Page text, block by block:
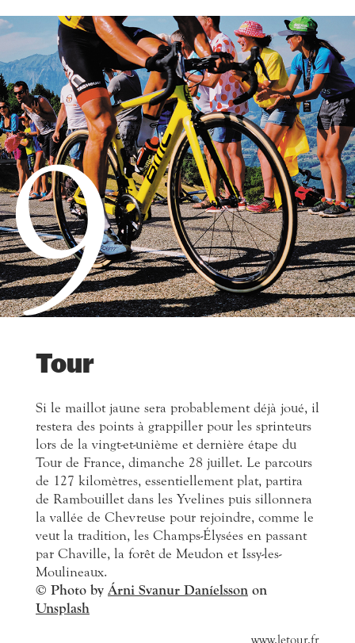
9
Tour
Si le maillot jaune sera probablement déjà joué, il
restera des points à grappiller pour les sprinteurs
lors de la vingt-et-unième et dernière étape du
Tour de France, dimanche 28 juillet. Le parcours
de 127 kilomètres, essentiellement plat, partira
de Rambouillet dans les Yvelines puis sillonnera
la vallée de Chevreuse pour rejoindre, comme le
veut la tradition, les Champs-Élysées en passant
par Chaville, la forêt de Meudon et Issy-les-
Moulineaux.
© Photo by Árni Svanur Daníelsson on
Unsplash
www.letour.fr